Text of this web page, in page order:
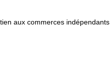
aux commerces indépendants